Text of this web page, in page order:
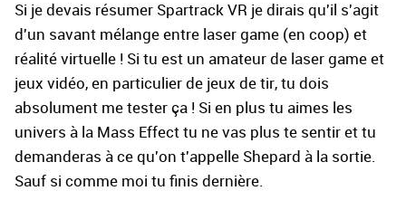
Si je devais résumer Spartrack VR je dirais qu'il s'agit
d'un savant mélange entre laser game (en coop) et
réalité virtuelle ! Si tu est un amateur de laser game et
jeux vidéo, en particulier de jeux de tir, tu dois
absolument me tester ça ! Si en plus tu aimes les
univers à la Mass Effect tu ne vas plus te sentir et tu
demanderas à ce qu'on t'appelle Shepard à la sortie.
Sauf si comme moi tu finis dernière.